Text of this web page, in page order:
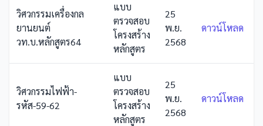
วิศวกรรมเครื่องกล
ยานยนต์
วท.บ.หลักสูตร64
แบบ
ตรวจสอบ
โครงสร้าง
หลักสูตร
25
พ.ย.
2568
ดาวน์โหลด
วิศวกรรมไฟฟ้า-
รหัส-59-62
แบบ
ตรวจสอบ
โครงสร้าง
หลักสูตร
25
พ.ย.
2568
ดาวน์โหลด